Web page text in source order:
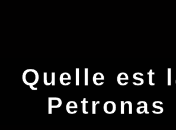
Quelle est
Petronas